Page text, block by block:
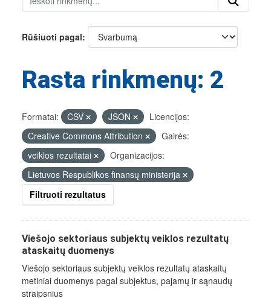
Rūšiuoti pagal
Rasta rinkmenų: 2
Formatai: CSV JSON
Licencijos:
Creative Commons Attribution
Gairės:
veiklos rezultatai
Organizacijos:
Lietuvos Respublikos finansų ministerija
Filtruoti rezultatus
Viešojo sektoriaus subjektų veiklos rezultatų
ataskaitų duomenys
Viešojo sektoriaus subjektų veiklos rezultatų ataskaitų
metiniai duomenys pagal subjektus, pajamų ir sąnaudų
straipsnius